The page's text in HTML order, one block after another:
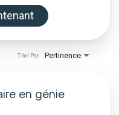
Pertinence
Trier Par
en génie